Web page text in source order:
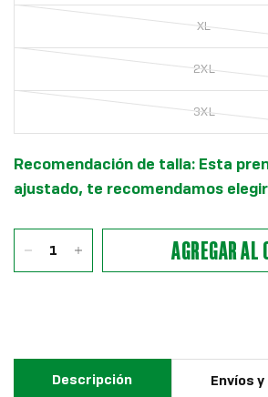
XL
2XL
3XL
Recomendación de talla: Esta
ajustado, te recomendamos
AGREGAR AL
Descripción Envíos